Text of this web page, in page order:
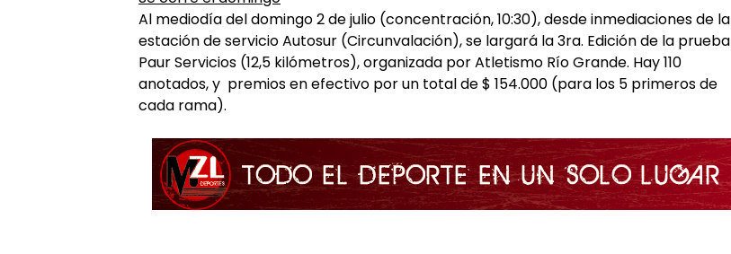
Al mediodía del domingo 2 de julio (concentración, 10:30), desde inmediaciones de la
estación de servicio Autosur (Circunvalación), se largará la 3ra. Edición de la prueba
Paur Servicios (12,5 kilómetros), organizada por Atletismo Río Grande. Hay 110
anotados, y premios en efectivo por un total de $ 154.000 (para los 5 primeros de
cada rama).